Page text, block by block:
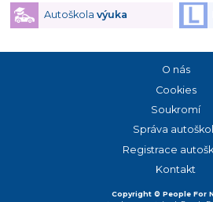
Autoškola výuka
Copyright © People For
O nás
Cookies
Soukromí
Správa
Registrace
Kontakt